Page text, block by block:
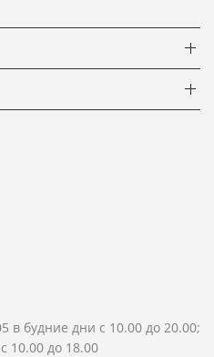
в будние дни с 10.00 до 20.00;
10.00 до 18.00